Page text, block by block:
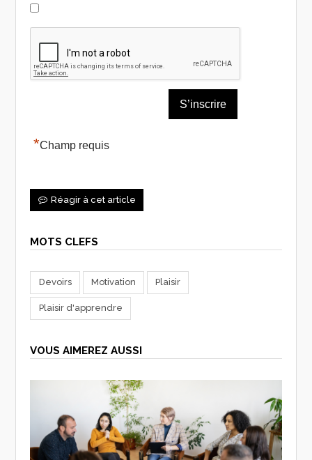
*Champ requis
Réagir à cet article
MOTS CLEFS
Devoirs Motivation Plaisir
Plaisir d'apprendre
VOUS AIMEREZ AUSSI